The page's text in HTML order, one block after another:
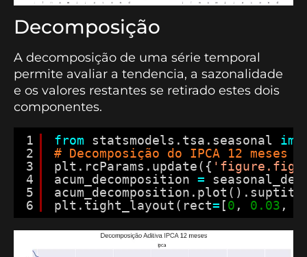
Decomposição
A decomposição de uma série temporal
permite avaliar a tendencia, a sazonalidade
e os valores restantes se retirado estes dois
componentes.
1
2
3
4
5
6
from statsmodels.tsa.seasonal
# Decomposição do IPCA 12 meses
plt.rcParams.update({
acum_decomposition =
plt.tight_layout(rect= [0 , 0.03 ,